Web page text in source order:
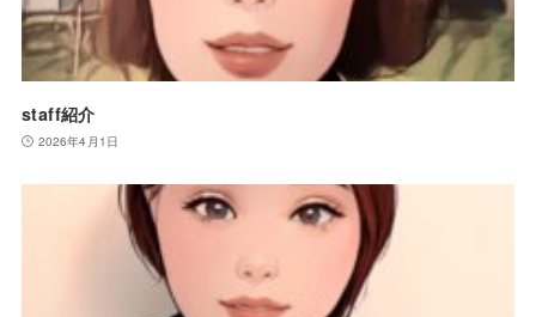
staff紹介
2026年4月1日